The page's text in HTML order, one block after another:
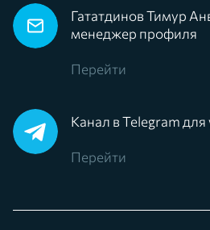
Гататдинов Тимур
менеджер профиля
Перейти
Канал в Telegram для
Перейти